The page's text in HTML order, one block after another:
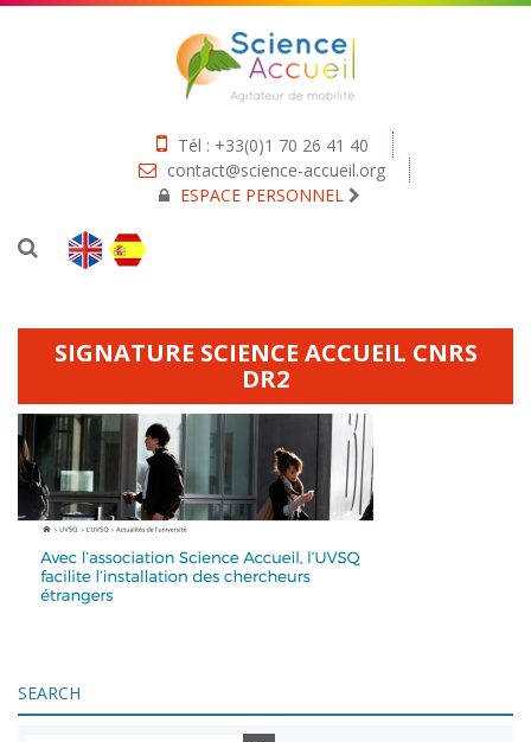
Tél : +33(0)1 70 26 41 40
contact@science-accueil.org
ESPACE PERSONNEL
SIGNATURE SCIENCE ACCUEIL CNRS
DR2
SEARCH